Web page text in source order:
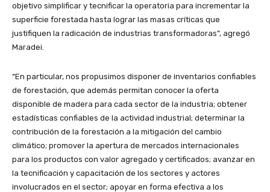
objetivo simplificar y tecnificar la operatoria para incrementar la
superficie forestada hasta lograr las masas críticas que
justifiquen la radicación de industrias transformadoras”, agregó
Maradei.
“En particular, nos propusimos disponer de inventarios confiables
de forestación, que además permitan conocer la oferta
disponible de madera para cada sector de la industria; obtener
estadísticas confiables de la actividad industrial; determinar la
contribución de la forestación a la mitigación del cambio
climático; promover la apertura de mercados internacionales
para los productos con valor agregado y certificados; avanzar en
la tecnificación y capacitación de los sectores y actores
involucrados en el sector; apoyar en forma efectiva a los